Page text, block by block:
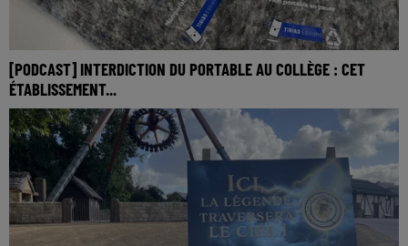
[PODCAST] INTERDICTION DU PORTABLE AU COLLÈGE : CET
ÉTABLISSEMENT...